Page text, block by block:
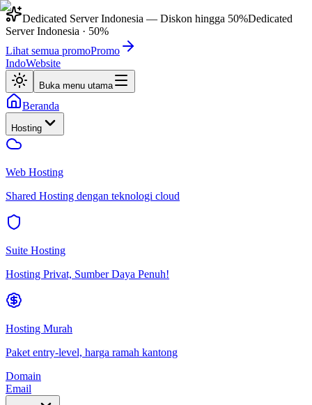
Dedicated Server Indonesia — Diskon hingga 50%Dedicated
Server Indonesia · 50%
Lihat semua promoPromo
IndoWebsite
Buka menu utama
Beranda
Hosting
Web Hosting
Shared Hosting dengan teknologi cloud
Suite Hosting
Hosting Privat, Sumber Daya Penuh!
Hosting Murah
Paket entry-level, harga ramah kantong
Domain
Email